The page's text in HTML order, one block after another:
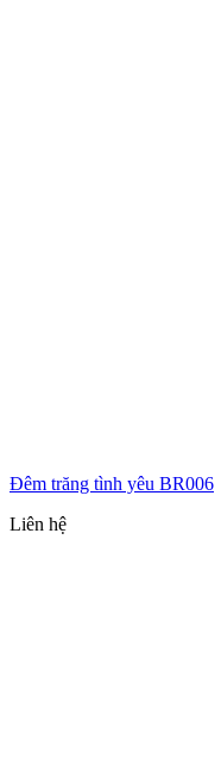
Đêm trăng tình yêu BR006
Liên hệ